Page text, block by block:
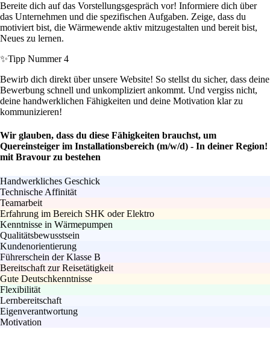
Bereite dich auf das Vorstellungsgespräch vor! Informiere dich über
das Unternehmen und die spezifischen Aufgaben. Zeige, dass du
motiviert bist, die Wärmewende aktiv mitzugestalten und bereit bist,
Neues zu lernen.
✨Tipp Nummer 4
Bewirb dich direkt über unsere Website! So stellst du sicher, dass deine
Bewerbung schnell und unkompliziert ankommt. Und vergiss nicht,
deine handwerklichen Fähigkeiten und deine Motivation klar zu
kommunizieren!
Wir glauben, dass du diese Fähigkeiten brauchst, um
Quereinsteiger im Installationsbereich (m/w/d) - In deiner Region!
mit Bravour zu bestehen
Handwerkliches Geschick
Technische Affinität
Teamarbeit
Erfahrung im Bereich SHK oder Elektro
Kenntnisse in Wärmepumpen
Qualitätsbewusstsein
Kundenorientierung
Führerschein der Klasse B
Bereitschaft zur Reisetätigkeit
Gute Deutschkenntnisse
Flexibilität
Lernbereitschaft
Eigenverantwortung
Motivation